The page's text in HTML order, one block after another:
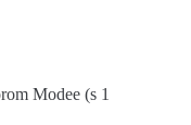
Modee (s 1